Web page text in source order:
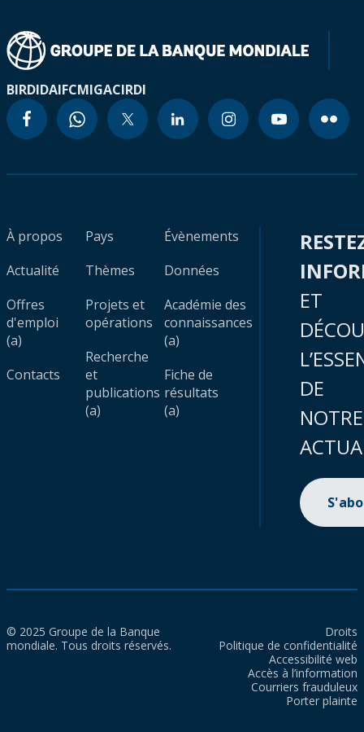
BIRDIDAIFCMIGACIRDI
À propos
Actualité
Offres
d'emploi
(a)
Contacts
Pays
Thèmes
Projets et
opérations
Recherche
et
publications
(a)
Évènements
Données
Académie des
connaissances
(a)
Fiche de
résultats
(a)
ET
DE
NOTRE
© 2025 Groupe de la Banque
mondiale. Tous droits réservés.
Droits
Politique de confidentialité
Accessibilité web
Accès à l’information
Courriers frauduleux
Porter plainte